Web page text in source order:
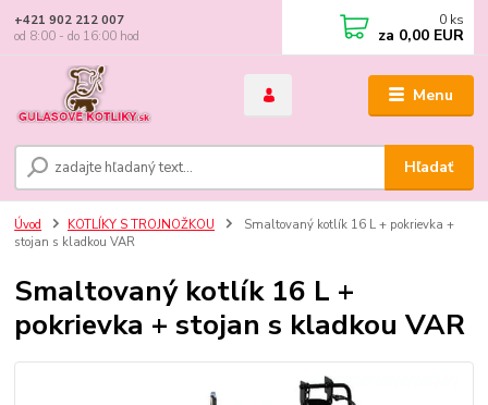
Menu
Hľadať
+421 902 212 007
od 8:00 - do 16:00 hod
0 ks
za 0,00 EUR
Úvod KOTLÍKY S TROJNOŽKOU
Smaltovaný kotlík 16 L + pokrievka +
stojan s kladkou VAR
Smaltovaný kotlík 16 L +
pokrievka + stojan s kladkou VAR